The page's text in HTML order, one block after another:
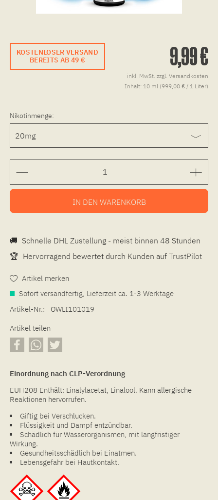
KOSTENLOSER VERSAND
BEREITS AB 49 €
9,99 €
inkl. MwSt. zzgl. Versandkosten
Inhalt: 10 ml (999,00 € / 1 Liter)
Nikotinmenge:
IN DEN WARENKORB
🚚 Schnelle DHL Zustellung - meist binnen 48 Stunden
🏆 Hervorragend bewertet durch Kunden auf TrustPilot
Artikel merken
Sofort versandfertig, Lieferzeit ca. 1-3 Werktage
Artikel-Nr.:
OWLI101019
Artikel teilen
Einordnung nach CLP-Verordnung
EUH208 Enthält: Linalylacetat, Linalool. Kann allergische
Reaktionen hervorrufen.
Giftig bei Verschlucken.
Flüssigkeit und Dampf entzündbar.
Schädlich für Wasserorganismen, mit langfristiger
Wirkung.
Gesundheitsschädlich bei Einatmen.
Lebensgefahr bei Hautkontakt.